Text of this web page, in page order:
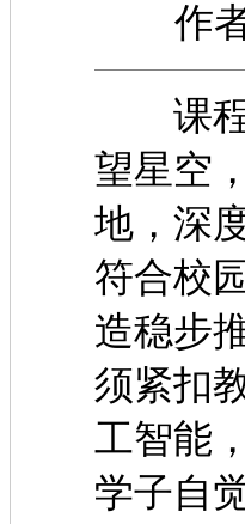
作
课程
望星空
地，
符合校
造稳步
须紧
工智能
学子自